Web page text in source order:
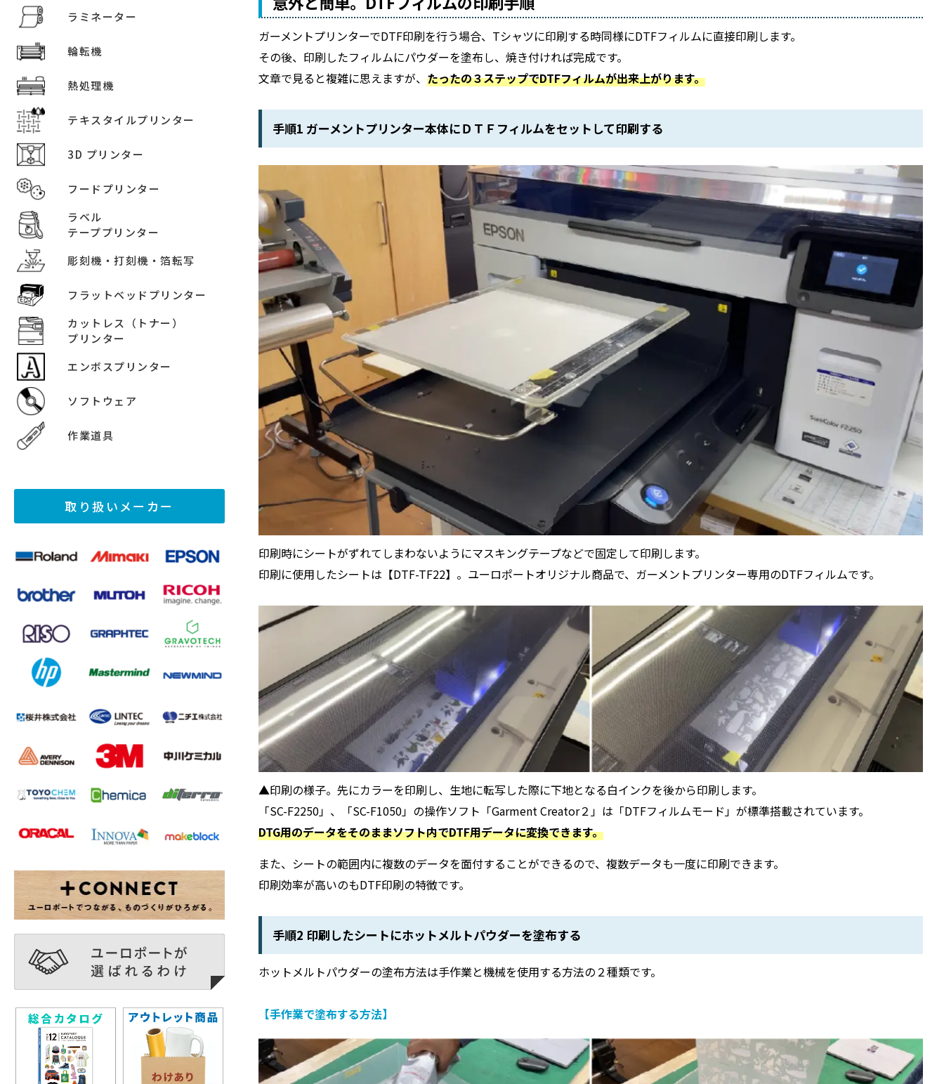
ラミネーター
輪転機
熱処理機
テキスタイルプリンター
3D プリンター
フードプリンター
ラベル
テーププリンター
彫刻機・打刻機・箔転写
フラットベッドプリンター
カットレス（トナー）
プリンター
エンボスプリンター
ソフトウェア
作業道具
取り扱いメーカー
ガーメントプリンターでDTF印刷を行う場合、Tシャツに印刷する時同様にDTFフィルムに直接印刷します。
その後、印刷したフィルムにパウダーを塗布し、焼き付ければ完成です。
文章で見ると複雑に思えますが、たったの３ステップでDTFフィルムが出来上がります。
手順1 ガーメントプリンター本体にＤＴＦフィルムをセットして印刷する
印刷時にシートがずれてしまわないようにマスキングテープなどで固定して印刷します。
印刷に使用したシートは【DTF-TF22】。ユーロポートオリジナル商品で、ガーメントプリンター専用のDTFフィルムです。
▲印刷の様子。先にカラーを印刷し、生地に転写した際に下地となる白インクを後から印刷します。
「SC-F2250」、「SC-F1050」の操作ソフト「Garment Creator２」は「DTFフィルムモード」が標準搭載されています。
DTG用のデータをそのままソフト内でDTF用データに変換できます。
また、シートの範囲内に複数のデータを面付することができるので、複数データも一度に印刷できます。
印刷効率が高いのもDTF印刷の特徴です。
手順2 印刷したシートにホットメルトパウダーを塗布する
ホットメルトパウダーの塗布方法は手作業と機械を使用する方法の２種類です。
【手作業で塗布する方法】